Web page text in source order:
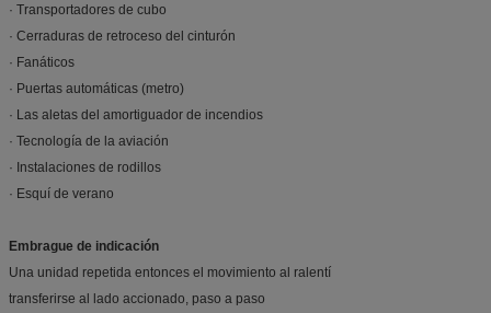
· Transportadores de cubo
· Cerraduras de retroceso del cinturón
· Fanáticos
· Puertas automáticas (metro)
· Las aletas del amortiguador de incendios
· Tecnología de la aviación
· Instalaciones de rodillos
· Esquí de verano
Embrague de indicación
Una unidad repetida entonces el movimiento al ralentí
transferirse al lado accionado, paso a paso